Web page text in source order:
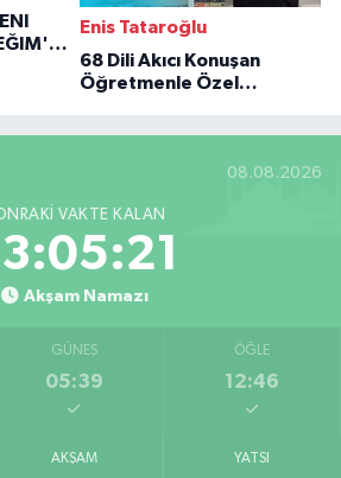
Enis Tataroğlu
68 Dili Akıcı Konuşan
Öğretmenle Özel
08.08.2026
VAKTE KALAN
Akşam Namazı
GÜNEŞ
05:39
ÖĞLE
12:46
AKŞAM YATSI